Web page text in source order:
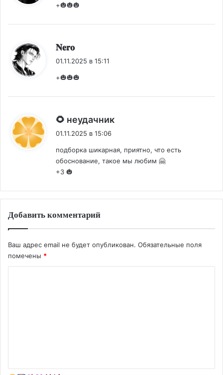
+🎃🎃🎃
𝐍𝐞𝐫𝐨
01.11.2025 в 15:11
+🎃🎃🎃
🌻 неудачник
01.11.2025 в 15:06
подборка шикарная, приятно, что есть
обоснование, такое мы любим 🤗
+3 🎃
Добавить комментарий
Ваш адрес email не будет опубликован. Обязательные поля
помечены *